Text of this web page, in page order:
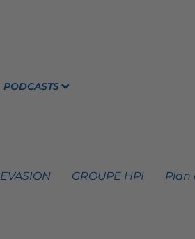
PODCASTS
GROUPE HPI Plan